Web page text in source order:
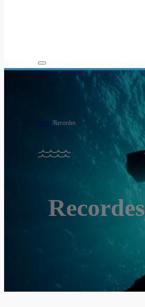
Início/Recordes
Recordes